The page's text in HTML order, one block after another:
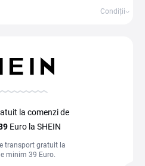
Condiții
la comenzi de
Euro la SHEIN
transport gratuit la
minim 39 Euro.